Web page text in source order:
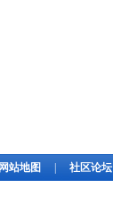
网站地图 社区论坛